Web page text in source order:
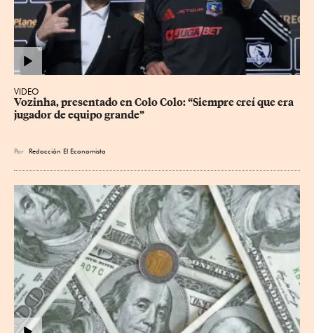
VIDEO
Vozinha, presentado en Colo Colo: “Siempre creí que era
jugador de equipo grande”
Por Redacción El Economista